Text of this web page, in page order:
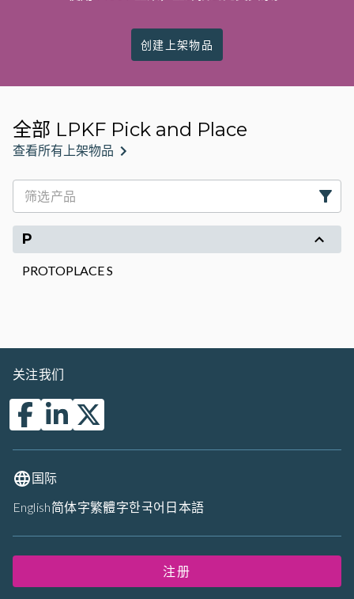
创建上架物品
全部 LPKF Pick and Place
查看所有上架物品
P
PROTOPLACE S
关注我们
国际
English简体字繁體字한국어 日本語
注册